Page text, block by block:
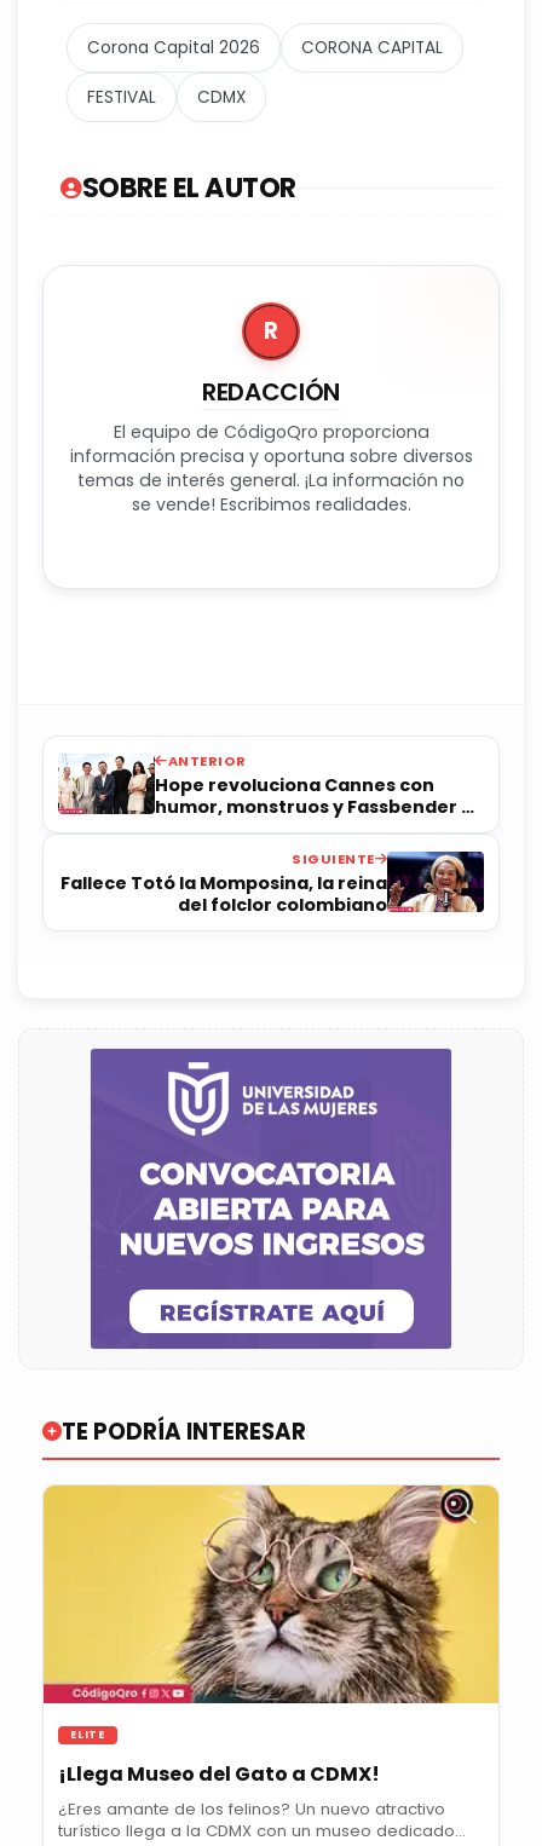
Corona Capital 2026 CORONA CAPITAL
FESTIVAL CDMX
SOBRE EL AUTOR
R
REDACCIÓN
El equipo de CódigoQro proporciona
información precisa y oportuna sobre diversos
temas de interés general. ¡La información no
se vende! Escribimos realidades.
ANTERIOR
Hope revoluciona Cannes con
humor, monstruos y Fassbender y
Vikander como alienígenas
SIGUIENTE
Fallece Totó la Momposina, la reina
del folclor colombiano
TE PODRÍA INTERESAR
ELITE
¡Llega Museo del Gato a CDMX!
¿Eres amante de los felinos? Un nuevo atractivo
turístico llega a la CDMX con un museo dedicado